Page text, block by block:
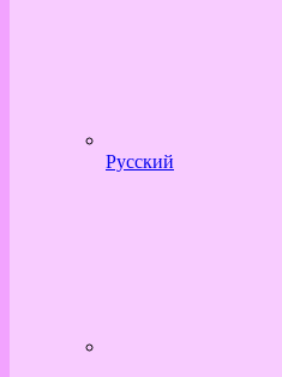
Русский